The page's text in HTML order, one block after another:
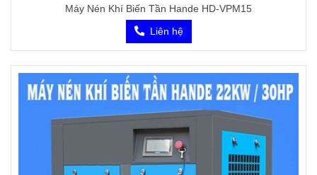
Máy Nén Khí Biến Tần Hande HD-VPM15
Liên hệ